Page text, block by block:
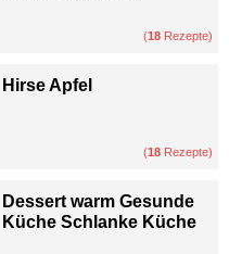
(18 Rezepte)
Hirse Apfel
(18 Rezepte)
Dessert warm Gesunde
Küche Schlanke Küche